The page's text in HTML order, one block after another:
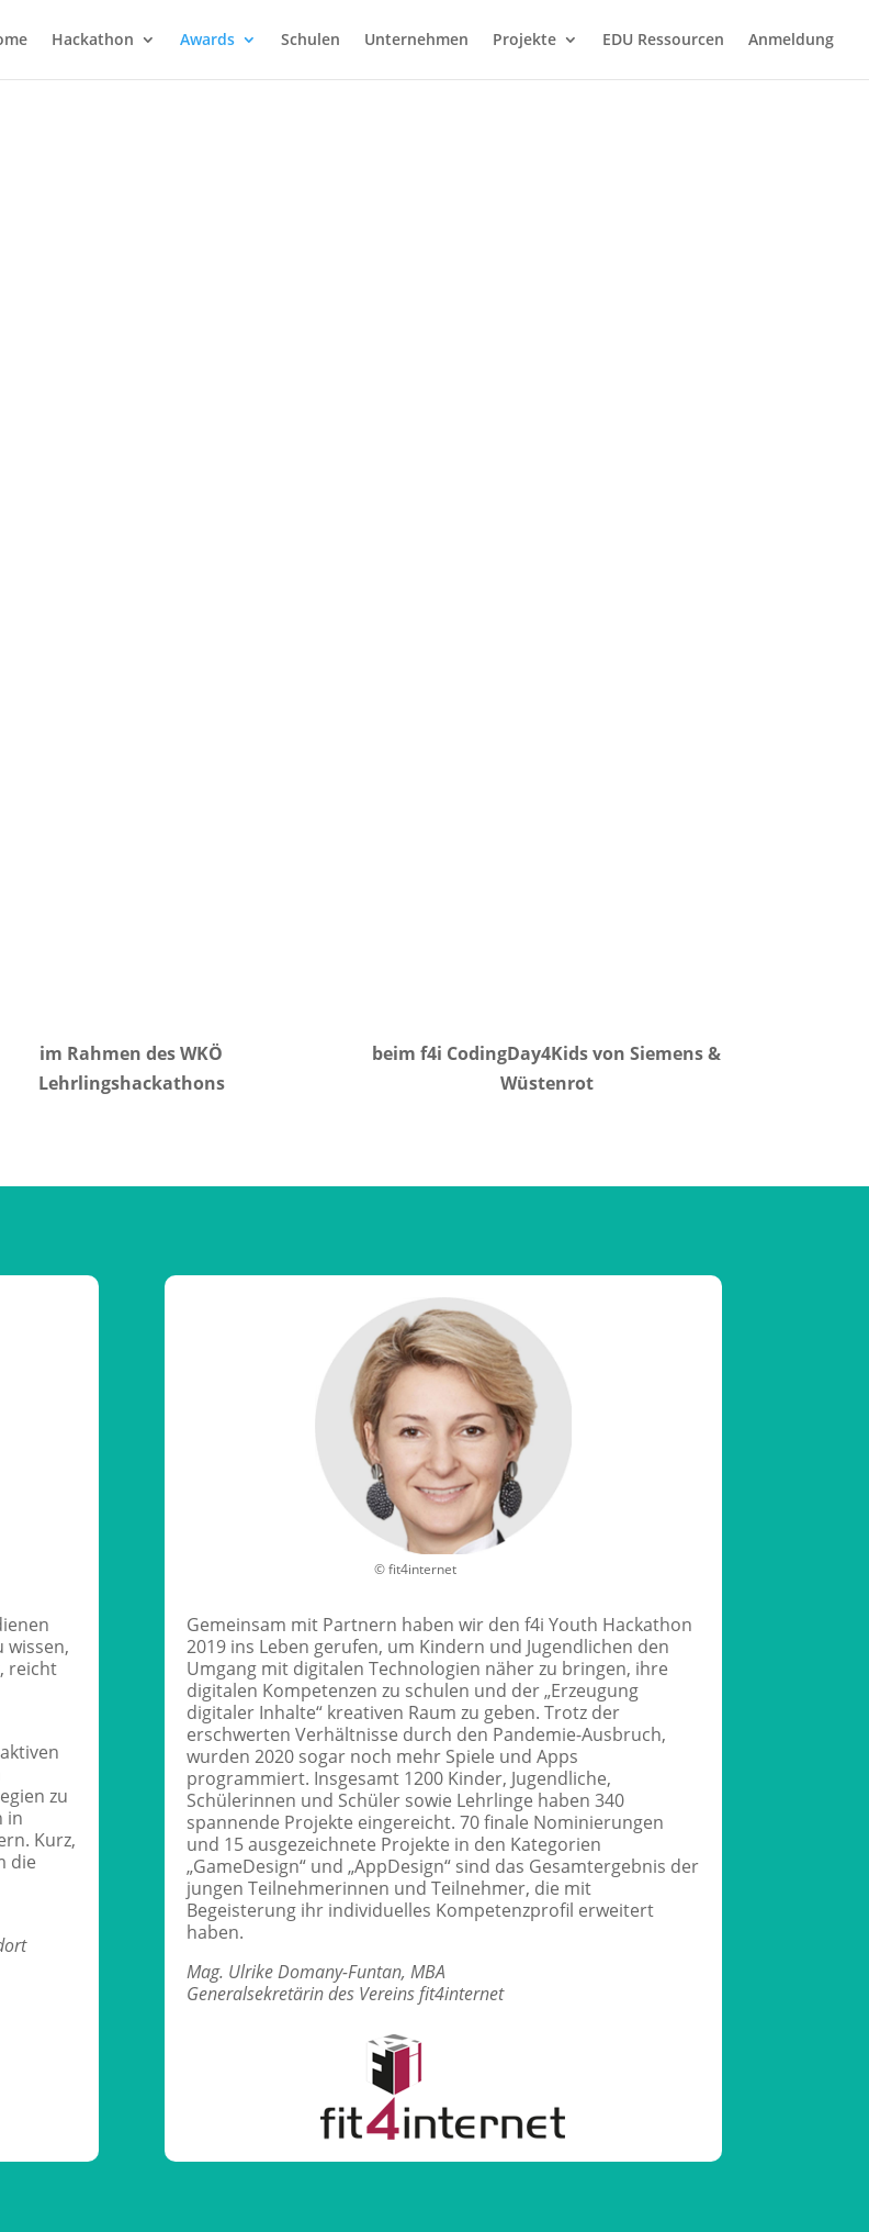
Hackathon Awards Schulen Unternehmen Projekte EDU Ressourcen Anmeldung
im Rahmen des WKÖ
Lehrlingshackathons
beim f4i CodingDay4Kids von Siemens &
Wüstenrot
wissen,
reicht
zu
in
Kurz,
die
© fit4internet
Gemeinsam mit Partnern haben wir den f4i Youth Hackathon
2019 ins Leben gerufen, um Kindern und Jugendlichen den
Umgang mit digitalen Technologien näher zu bringen, ihre
digitalen Kompetenzen zu schulen und der „Erzeugung
digitaler Inhalte“ kreativen Raum zu geben. Trotz der
erschwerten Verhältnisse durch den Pandemie-Ausbruch,
wurden 2020 sogar noch mehr Spiele und Apps
programmiert. Insgesamt 1200 Kinder, Jugendliche,
Schülerinnen und Schüler sowie Lehrlinge haben 340
spannende Projekte eingereicht. 70 finale Nominierungen
und 15 ausgezeichnete Projekte in den Kategorien
„GameDesign“ und „AppDesign“ sind das Gesamtergebnis der
jungen Teilnehmerinnen und Teilnehmer, die mit
Begeisterung ihr individuelles Kompetenzprofil erweitert
haben.
Mag. Ulrike Domany-Funtan, MBA
Generalsekretärin des Vereins fit4internet